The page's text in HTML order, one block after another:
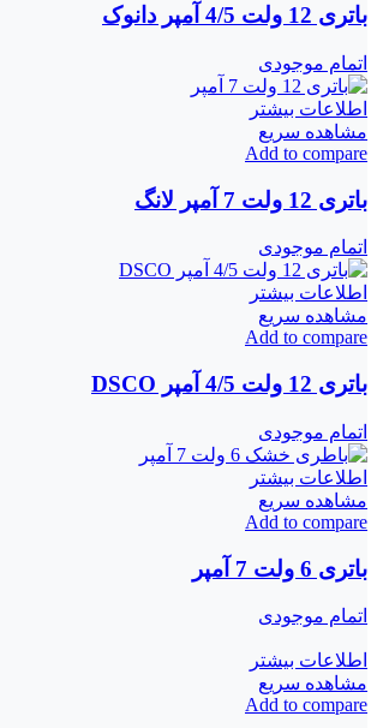
باتری 12 ولت 4/5 آمپر دانوک
اتمام موجودی
اطلاعات بیشتر
مشاهده سریع
Add to compare
باتری 12 ولت 7 آمپر لانگ
اتمام موجودی
اطلاعات بیشتر
مشاهده سریع
Add to compare
باتری 12 ولت 4/5 آمپر DSCO
اتمام موجودی
اطلاعات بیشتر
مشاهده سریع
Add to compare
باتری 6 ولت 7 آمپر
اتمام موجودی
اطلاعات بیشتر
مشاهده سریع
Add to compare